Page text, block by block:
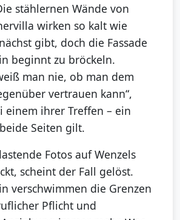
stählernen Wände von
wirken so kalt wie
gibt, doch die Fassade
beginnt zu bröckeln.
man nie, ob man dem
vertrauen kann“,
einem ihrer Treffen – ein
Seiten gilt.
Fotos auf Wenzels
scheint der Fall gelöst.
verschwimmen die Grenzen
Pflicht und